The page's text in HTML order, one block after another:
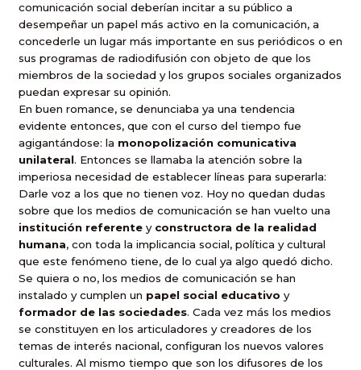
comunicación social deberían incitar a su público a
desempeñar un papel más activo en la comunicación, a
concederle un lugar más importante en sus periódicos o en
sus programas de radiodifusión con objeto de que los
miembros de la sociedad y los grupos sociales organizados
puedan expresar su opinión.
En buen romance, se denunciaba ya una tendencia
evidente entonces, que con el curso del tiempo fue
agigantándose: la monopolización comunicativa
unilateral. Entonces se llamaba la atención sobre la
imperiosa necesidad de establecer líneas para superarla:
Darle voz a los que no tienen voz. Hoy no quedan dudas
sobre que los medios de comunicación se han vuelto una
institución referente y constructora de la realidad
humana, con toda la implicancia social, política y cultural
que este fenómeno tiene, de lo cual ya algo quedó dicho.
Se quiera o no, los medios de comunicación se han
instalado y cumplen un papel social educativo y
formador de las sociedades. Cada vez más los medios
se constituyen en los articuladores y creadores de los
temas de interés nacional, configuran los nuevos valores
culturales. Al mismo tiempo que son los difusores de los